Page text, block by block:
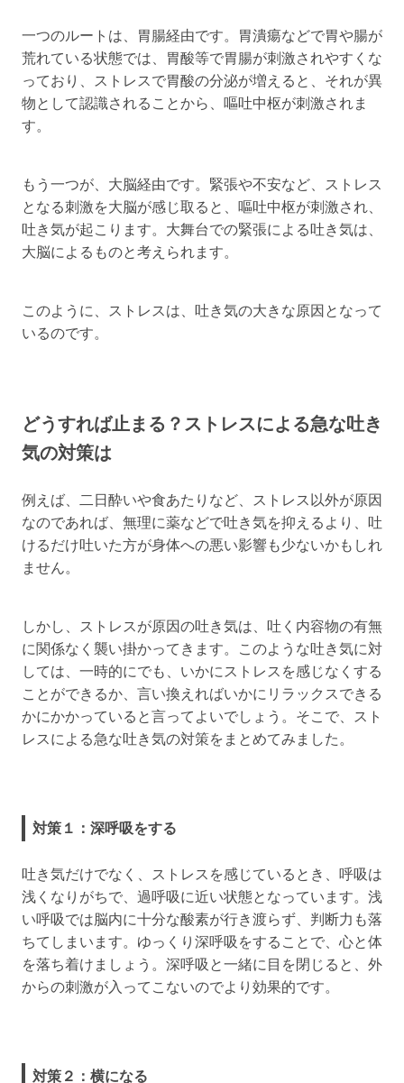
一つのルートは、胃腸経由です。胃潰瘍などで胃や腸が
荒れている状態では、胃酸等で胃腸が刺激されやすくな
っており、ストレスで胃酸の分泌が増えると、それが異
物として認識されることから、嘔吐中枢が刺激されま
す。
もう一つが、大脳経由です。緊張や不安など、ストレス
となる刺激を大脳が感じ取ると、嘔吐中枢が刺激され、
吐き気が起こります。大舞台での緊張による吐き気は、
大脳によるものと考えられます。
このように、ストレスは、吐き気の大きな原因となって
いるのです。
どうすれば止まる？ストレスによる急な吐き
気の対策は
例えば、二日酔いや食あたりなど、ストレス以外が原因
なのであれば、無理に薬などで吐き気を抑えるより、吐
けるだけ吐いた方が身体への悪い影響も少ないかもしれ
ません。
しかし、ストレスが原因の吐き気は、吐く内容物の有無
に関係なく襲い掛かってきます。このような吐き気に対
しては、一時的にでも、いかにストレスを感じなくする
ことができるか、言い換えればいかにリラックスできる
かにかかっていると言ってよいでしょう。そこで、スト
レスによる急な吐き気の対策をまとめてみました。
対策１：深呼吸をする
吐き気だけでなく、ストレスを感じているとき、呼吸は
浅くなりがちで、過呼吸に近い状態となっています。浅
い呼吸では脳内に十分な酸素が行き渡らず、判断力も落
ちてしまいます。ゆっくり深呼吸をすることで、心と体
を落ち着けましょう。深呼吸と一緒に目を閉じると、外
からの刺激が入ってこないのでより効果的です。
対策２：横になる